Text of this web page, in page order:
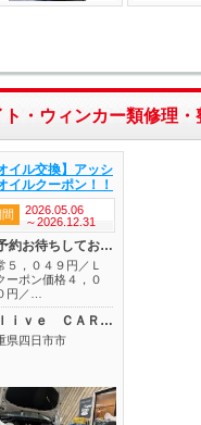
ト・ウィンカー類修理・
オイル交換】アッシ
イルクーポン！！
2026.05.06
～2026.12.31
ご予約お待ちしております♪
５，０４９円／Ｌ
ーポン価格４，０
円／…
Ｏｌｉｖｅ ＣＡＲＳ オリーブカーズ
県四日市市